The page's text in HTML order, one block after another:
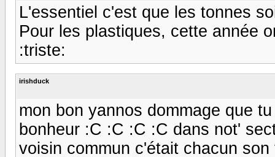
L'essentiel c'est que les tonnes
Pour les plastiques, cette année
:triste:
irishduck
mon bon yannos dommage que
bonheur :C :C :C :C dans not'
voisin commun c'était chacun